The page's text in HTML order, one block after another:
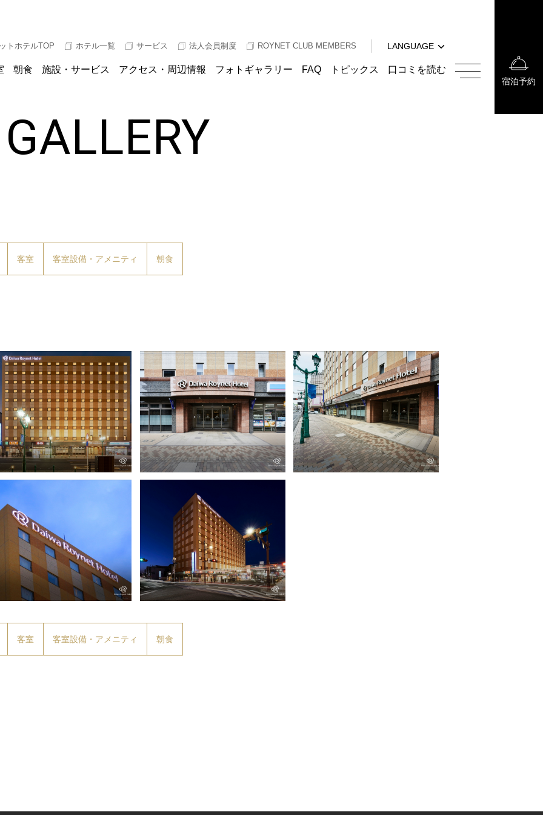
トホテルTOP ホテル一覧 サービス 法人会員制度 ROYNET CLUB MEMBERS
LANGUAGE
English
朝食 施設・サービス アクセス・周辺情報 フォトギャラリー FAQ トピックス 口コミを読む
客室 客室設備・アメニティ 朝食
客室 客室設備・アメニティ 朝食
한국어
宿泊予約